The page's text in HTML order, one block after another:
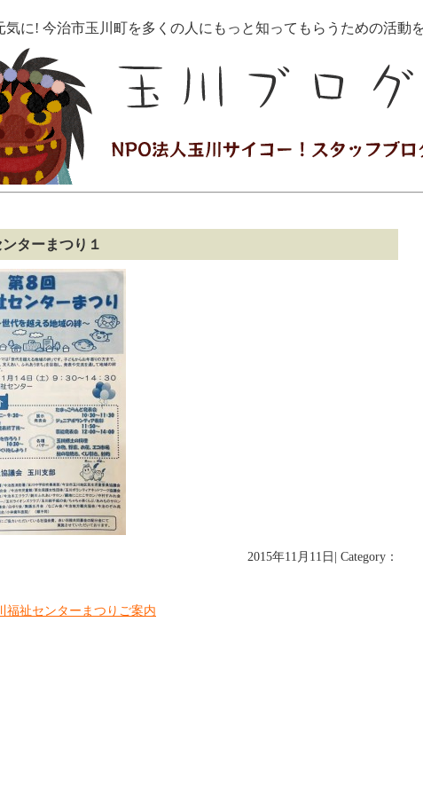
に! 今治市玉川町を多くの人にもっと知ってもらうための活動
ンターまつり１
2015年11月11日| Category：
福祉センターまつりご案内